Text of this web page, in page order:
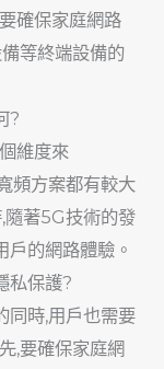
確保家庭網路
等終端設備的
?
維度來
頻方案都有較大
隨著5G技術的發
的網路體驗。
私保護?
時,用戶也需要
,要確保家庭網